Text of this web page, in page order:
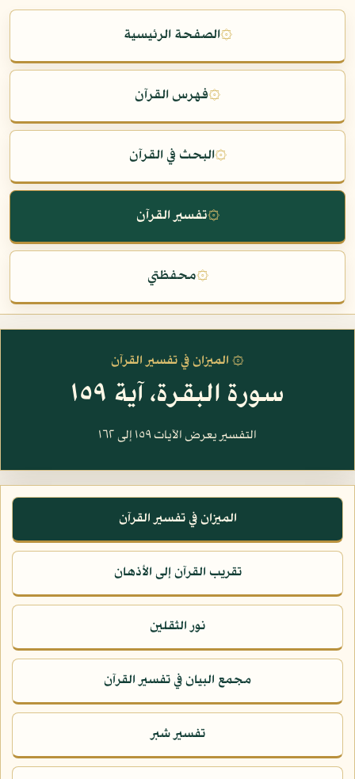
۞الصفحة الرئيسية
۞فهرس القرآن
۞البحث في القرآن
۞تفسير القرآن
۞محفظتي
۞ الميزان في تفسير القرآن
سورة البقرة، آية ١٥٩
التفسير يعرض الآيات ١٥٩ إلى ١٦٢
الميزان في تفسير القرآن
تقريب القرآن إلى الأذهان
نور الثقلين
مجمع البيان في تفسير القرآن
تفسير شبر